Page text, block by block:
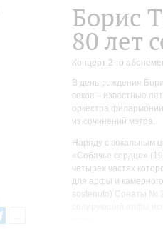
Борис
80 лет
Концерт 2-го
В день рождения
веков – известные
оркестра
из сочинений мэтра.
Наряду с вокальным
«Собачье сердце»
четырех частях
для арфы и
sostenuto) Сонаты №